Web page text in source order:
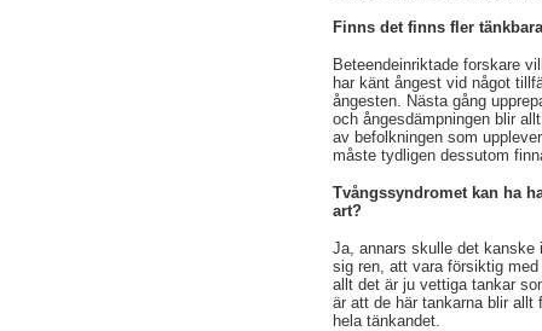
Finns det finns fler
Beteendeinriktade forskare
har känt ångest vid något
ångesten. Nästa gång
och ångesdämpningen blir
av befolkningen som
måste tydligen dessutom
Tvångssyndromet kan ha
art?
Ja, annars skulle det kanske
sig ren, att vara försiktig
allt det är ju vettiga tankar
är att de här tankarna blir allt
hela tänkandet.